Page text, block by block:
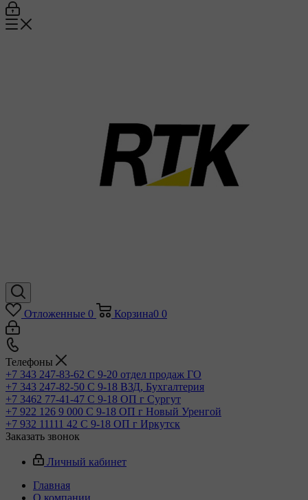
Отложенные 0 Корзина0 0
Телефоны
+7 343 247-83-62 С 9-20 отдел продаж ГО
+7 343 247-82-50 С 9-18 ВЗД, Бухгалтерия
+7 3462 77-41-47 С 9-18 ОП г Сургут
+7 922 126 9 000 С 9-18 ОП г Новый Уренгой
+7 932 11111 42 С 9-18 ОП г Иркутск
Заказать звонок
Личный кабинет
Главная
О компании